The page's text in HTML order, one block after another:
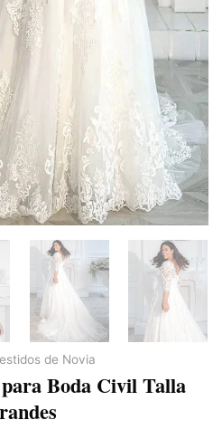
de Novia
Boda Civil Talla